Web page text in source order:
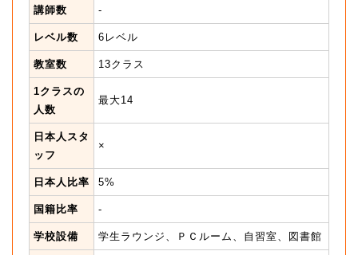
講師数 -
レベル数 6レベル
教室数 13クラス
1クラスの
人数
最大14
日本人スタ
ッフ
×
日本人比率 5%
国籍比率 -
学校設備 学生ラウンジ、ＰＣルーム、自習室、図書館